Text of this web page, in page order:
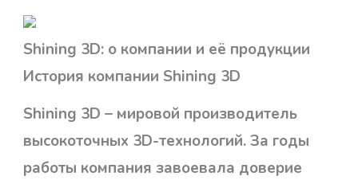
Shining 3D: о компании и её продукции
История компании Shining 3D
Shining 3D – мировой производитель
высокоточных 3D-технологий. За годы
работы компания завоевала доверие